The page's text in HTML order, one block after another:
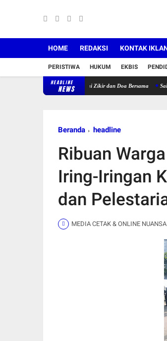
HOME REDAKSI KONTAK
PERISTIWA HUKUM EKBIS
HEADLINE
NEWS
Lansia Jompo Disertai Zikir dan Doa Bersama Saidah Anwar
Beranda headline
Ribuan
Iring-Iringan
dan
MEDIA CETAK & ONLINE